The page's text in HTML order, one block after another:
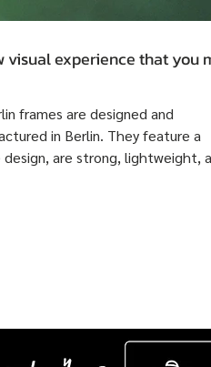
visual experience that you
frames are designed and
in Berlin. They feature a
design, are strong, lightweight,
Specifications : IC!
are 100% designed and manu